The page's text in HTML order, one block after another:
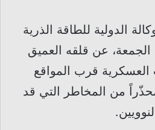
الدولية للطاقة الذرية
عن قلقه العميق
العسكرية قرب المواقع
محذّراً من المخاطر التي قد